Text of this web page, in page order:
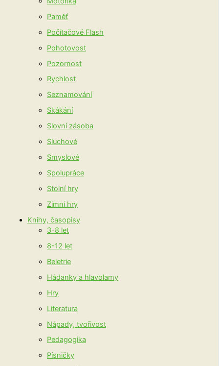
Paměť
Počítačové Flash
Pohotovost
Pozornost
Rychlost
Seznamování
Skákání
Slovní zásoba
Sluchové
Smyslové
Spolupráce
Stolní hry
Zimní hry
Knihy, časopisy
3-8 let
8-12 let
Beletrie
Hádanky a hlavolamy
Hry
Literatura
Nápady, tvořivost
Pedagogika
Písničky